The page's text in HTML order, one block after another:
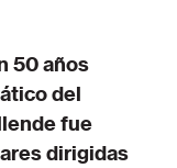
50 años
del
fue
dirigidas